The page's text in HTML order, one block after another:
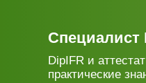
DipIFR и
практические